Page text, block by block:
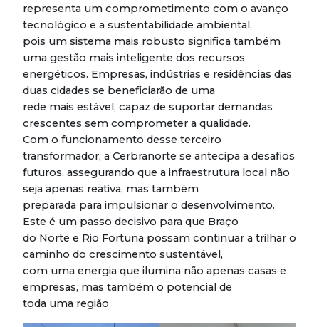
representa um comprometimento com o avanço
tecnológico e a sustentabilidade ambiental,
pois um sistema mais robusto significa também
uma gestão mais inteligente dos recursos
energéticos. Empresas, indústrias e residências das
duas cidades se beneficiarão de uma
rede mais estável, capaz de suportar demandas
crescentes sem comprometer a qualidade.
Com o funcionamento desse terceiro
transformador, a Cerbranorte se antecipa a desafios
futuros, assegurando que a infraestrutura local não
seja apenas reativa, mas também
preparada para impulsionar o desenvolvimento.
Este é um passo decisivo para que Braço
do Norte e Rio Fortuna possam continuar a trilhar o
caminho do crescimento sustentável,
com uma energia que ilumina não apenas casas e
empresas, mas também o potencial de
toda uma região